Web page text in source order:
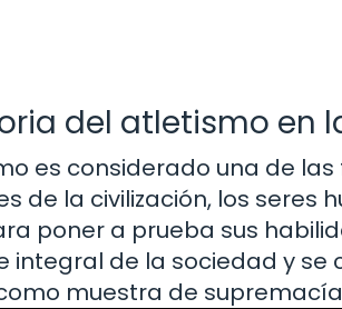
del atletismo en
es considerado una de
de la civilización, los
poner a prueba sus
integral de la sociedad y
muestra de